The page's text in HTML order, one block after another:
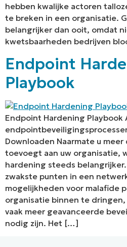
hebben kwalijke actoren
te breken in een organisatie.
belangrijker dan ooit, omdat
kwetsbaarheden bedrijven
Endpoint
Playbook
Endpoint Hardening Playbook
Downloaden Naarmate u
toevoegt aan uw organisatie,
hardening steeds
zwakste punten in een
mogelijkheden voor malafide
organisatie binnen te
vaak meer geavanceerde
nodig zijn. Het […]